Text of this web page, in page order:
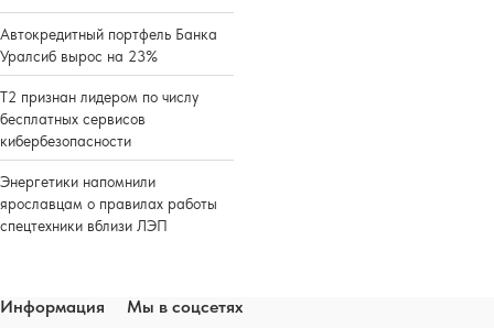
Автокредитный портфель Банка
Уралсиб вырос на 23%
Т2 признан лидером по числу
бесплатных сервисов
кибербезопасности
Энергетики напомнили
ярославцам о правилах работы
спецтехники вблизи ЛЭП
Информация
Мы в соцсетях